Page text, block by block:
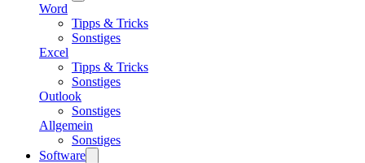
Word
Tipps & Tricks
Sonstiges
Excel
Tipps & Tricks
Sonstiges
Outlook
Sonstiges
Allgemein
Sonstiges
Software